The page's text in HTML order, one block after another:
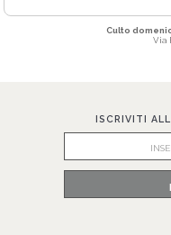
Culto
Via
ISCRIVITI